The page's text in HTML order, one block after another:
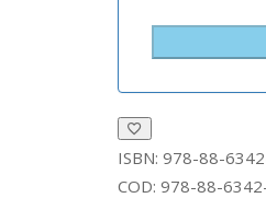
ISBN: 978-88-
COD: 978-88-